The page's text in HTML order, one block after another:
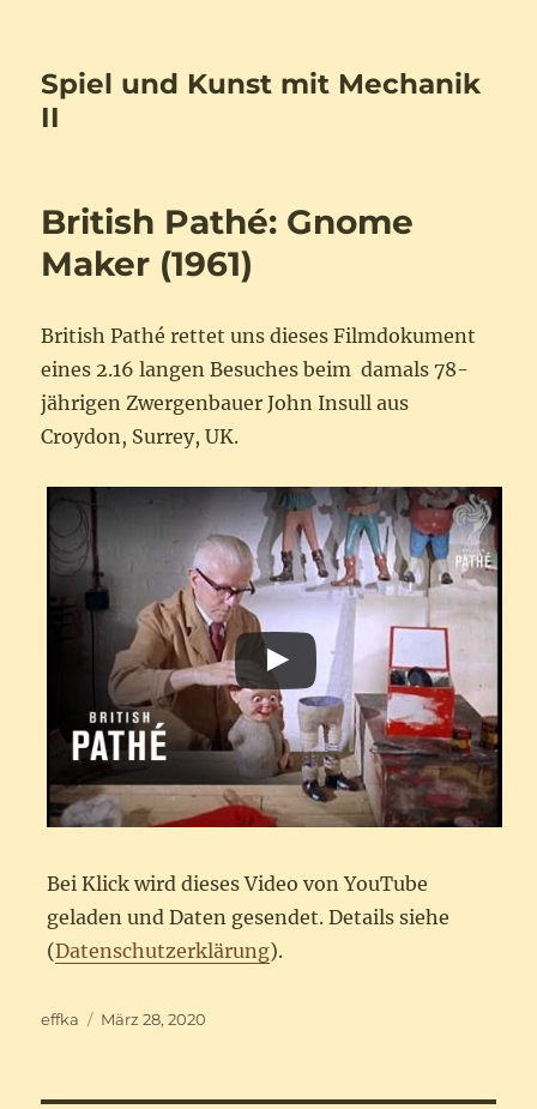
Spiel und Kunst mit Mechanik
II
British Pathé: Gnome
Maker (1961)
British Pathé rettet uns dieses Filmdokument
eines 2.16 langen Besuches beim damals 78-
jährigen Zwergenbauer John Insull aus
Croydon, Surrey, UK.
Bei Klick wird dieses Video von YouTube
geladen und Daten gesendet. Details siehe
(Datenschutzerklärung).
Autor
effka
Veröffentlicht
März 28, 2020